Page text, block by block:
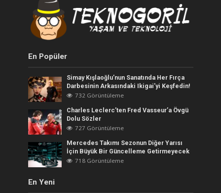
En Popüler
Simay Kışlaoğlu’nun Sanatında Her Fırça
Darbesinin Arkasındaki Ikigai’yi Keşfedin!
732 Görüntüleme
Charles Leclerc’ten Fred Vasseur’a Övgü
Dolu Sözler
727 Görüntüleme
Mercedes Takımı Sezonun Diğer Yarısı
İçin Büyük Bir Güncelleme Getirmeyecek
718 Görüntüleme
En Yeni